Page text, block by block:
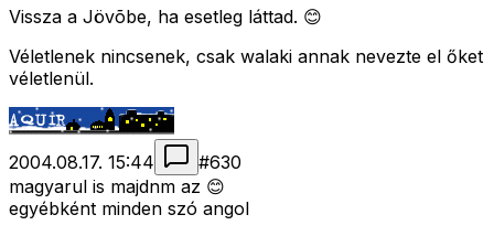
Vissza a Jövõbe, ha esetleg láttad. 😊
Véletlenek nincsenek, csak walaki annak nevezte el őket
véletlenül.
2004.08.17. 15:44 #630
magyarul is majdnm az 😊
egyébként minden szó angol